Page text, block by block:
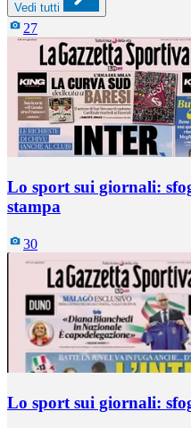
Vedi tutti
27
Lo sport sui giornali:
stampa
30
Lo sport sui giornali: